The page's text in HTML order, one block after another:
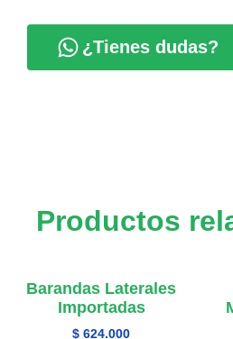
¿Tienes dudas?
Productos
Barandas Laterales
Importadas
$ 624.000